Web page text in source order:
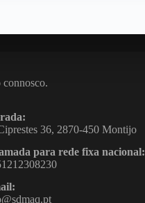
connosco.
36, 2870-450 Montijo
para rede fixa nacional: